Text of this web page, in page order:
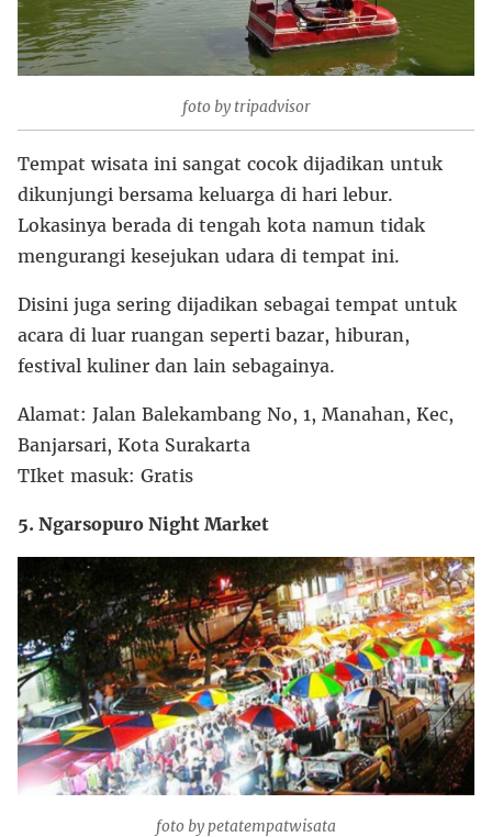
foto by tripadvisor
Tempat wisata ini sangat cocok dijadikan untuk
dikunjungi bersama keluarga di hari lebur.
Lokasinya berada di tengah kota namun tidak
mengurangi kesejukan udara di tempat ini.
Disini juga sering dijadikan sebagai tempat untuk
acara di luar ruangan seperti bazar, hiburan,
festival kuliner dan lain sebagainya.
Alamat: Jalan Balekambang No, 1, Manahan, Kec,
Banjarsari, Kota Surakarta
TIket masuk: Gratis
5. Ngarsopuro Night Market
foto by petatempatwisata